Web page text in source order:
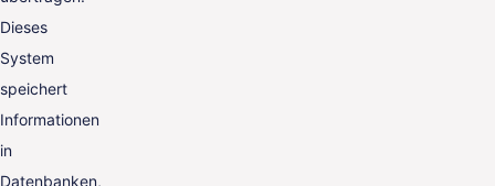
Dieses
System
speichert
Informationen
in
Datenbanken,